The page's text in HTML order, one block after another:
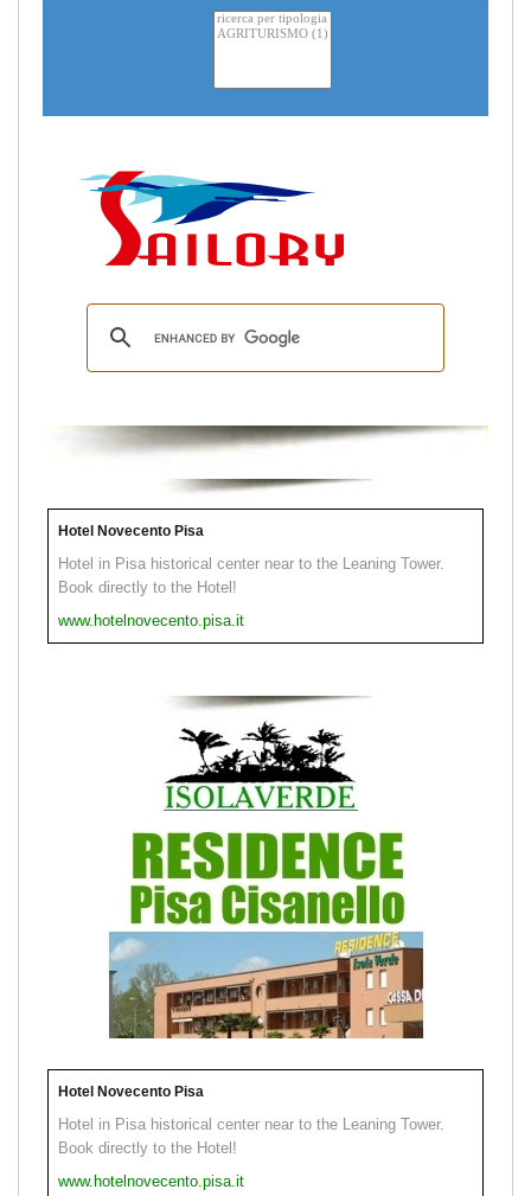
Hotel Novecento Pisa
Hotel in Pisa historical center near to the Leaning Tower.
Book directly to the Hotel!
www.hotelnovecento.pisa.it
Hotel Novecento Pisa
Hotel in Pisa historical center near to the Leaning Tower.
Book directly to the Hotel!
www.hotelnovecento.pisa.it